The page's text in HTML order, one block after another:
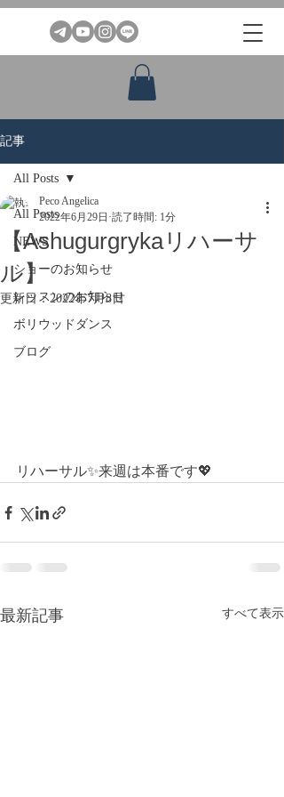
記事
All Posts
NEWS
ショーのお知らせ
レッスンのお知らせ
ボリウッドダンス
ブログ
All Posts
【Ashugurgrykaリハーサ
ル】
Peco Angelica
2022年6月29日 読了時間: 1分
更新日：2022年7月8日
リハーサル✨来週は本番です💖
最新記事 すべて表示